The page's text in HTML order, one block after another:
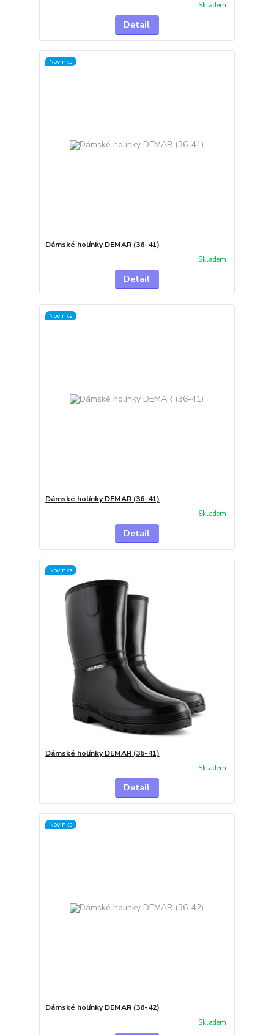
Skladem
Detail
Novinka
Dámské holínky DEMAR (36-41)
Skladem
Detail
Novinka
Dámské holínky DEMAR (36-41)
Skladem
Detail
Novinka
Dámské holínky DEMAR (36-41)
Skladem
Detail
Novinka
Dámské holínky DEMAR (36-42)
Skladem